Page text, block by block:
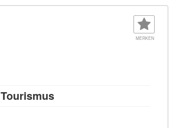
MERKEN
Kursdetail: Leadership im